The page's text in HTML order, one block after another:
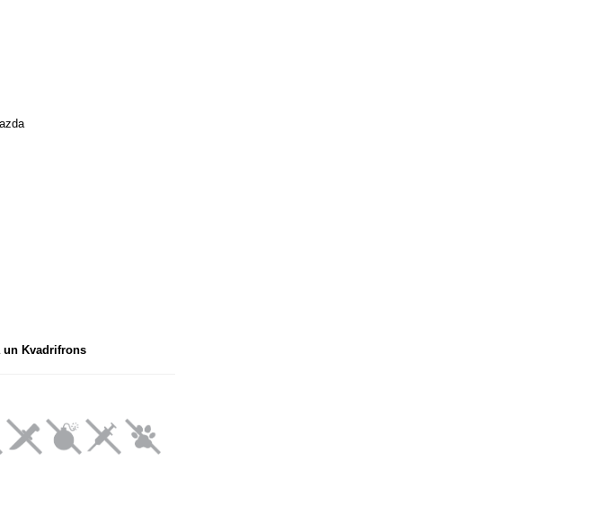
un Kvadrifrons